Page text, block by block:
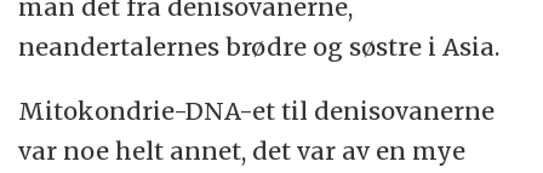
man det fra denisovanerne,
neandertalernes brødre og søstre i Asia.
Mitokondrie-DNA-et til denisovanerne
var noe helt annet, det var av en mye